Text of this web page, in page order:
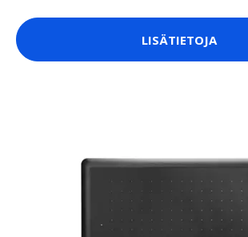
LISÄTIETOJA